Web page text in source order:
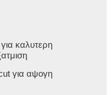
καλυτερη
για αψογη